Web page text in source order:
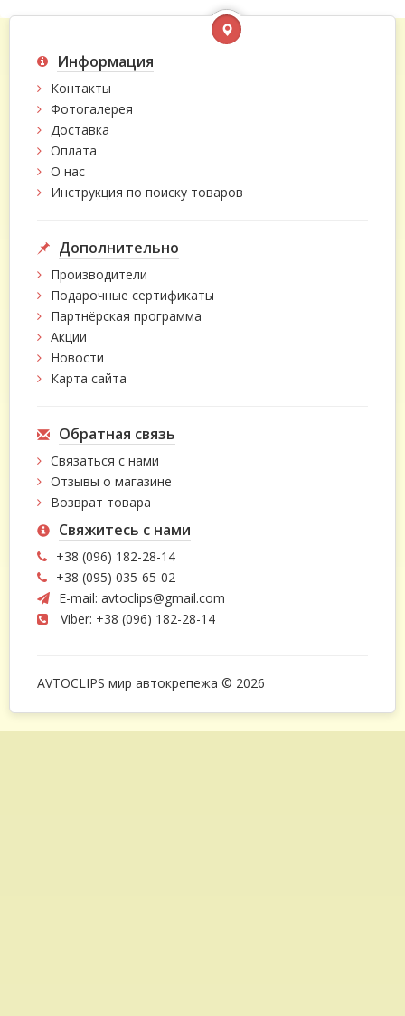
Информация
Контакты
Фотогалерея
Доставка
Оплата
О нас
Инструкция по поиску товаров
Дополнительно
Производители
Подарочные сертификаты
Партнёрская программа
Акции
Новости
Карта сайта
Обратная связь
Связаться с нами
Отзывы о магазине
Возврат товара
Свяжитесь с нами
+38 (096) 182-28-14
+38 (095) 035-65-02
E-mail: avtoclips@gmail.com
Viber: +38 (096) 182-28-14
AVTOCLIPS мир автокрепежа © 2026